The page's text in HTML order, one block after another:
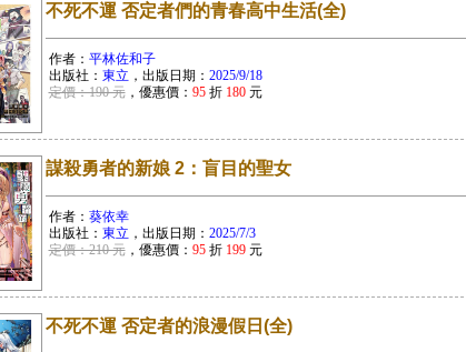
不死不運 否定者們的青春高中生活(全)
作者： 平林佐和子
出版社： 東立 ，出版日期： 2025/9/18
定價：190 元，優惠價： 95折 180元
謀殺勇者的新娘 2：盲目的聖女
作者： 葵依幸
出版社： 東立 ，出版日期： 2025/7/3
定價：210 元，優惠價： 95折 199元
不死不運 否定者的浪漫假日(全)